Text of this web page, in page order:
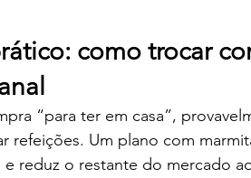
como trocar
“para ter em casa”,
refeições. Um plano com
e reduz o restante do mercado